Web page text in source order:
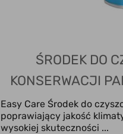
ŚRODEK DO
KONSERWACJI
Easy Care Środek do
poprawiający jakość
wysokiej skuteczności ...